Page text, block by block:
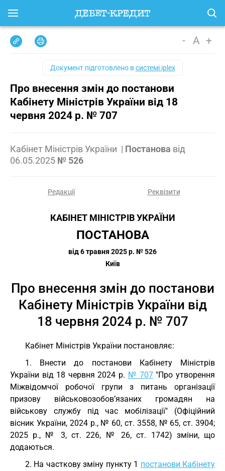
- A +
Документ підготовлено всистемі iplex
Про внесення змін до постанови
Кабінету Міністрів України від 18
червня 2024 р. № 707
Кабінет Міністрів України | Постанова від
06.05.2025 № 526
Редакції Реквізити
КАБІНЕТ МІНІСТРІВ УКРАЇНИ
ПОСТАНОВА
від 6 травня 2025 р. № 526
Київ
Про внесення змін до постанови
Кабінету Міністрів України від
18 червня 2024 р. № 707
Кабінет Міністрів України постановляє:
1. Внести до постанови Кабінету Міністрів
України від 18 червня 2024 р. № 707"Про утворення
Міжвідомчої робочої групи з питань організації
призову військовозобов’язаних громадян на
військову службу під час мобілізації" (Офіційний
вісник України, 2024 р., № 60, ст. 3558, № 65, ст. 3904;
2025 р., № 3, ст. 226, № 26, ст. 1742) зміни, що
додаються.
2. На часткову зміну пункту 1 постанови Кабінету